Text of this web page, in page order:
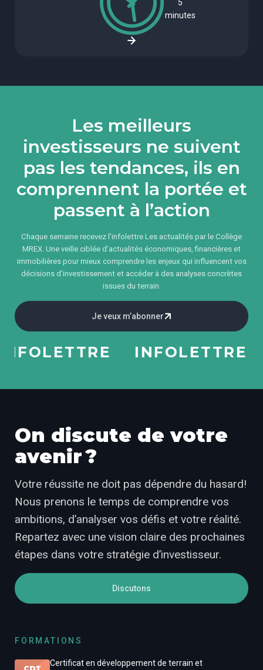
5
minutes
Les meilleurs
investisseurs ne suivent
pas les tendances, ils en
comprennent la portée et
passent à l’action
Chaque semaine recevez l'infolettre Les actualités par le Collège
MREX. Une veille ciblée d’actualités économiques, financières et
immobilières pour mieux comprendre les enjeux qui influencent vos
décisions d’investissement et accéder à des analyses concrètes
issues du terrain.
Je veux m’abonner
INFOLETTRE
On discute de votre
avenir ?
Votre réussite ne doit pas dépendre du hasard!
Nous prenons le temps de comprendre vos
ambitions, d’analyser vos défis et votre réalité.
Repartez avec une vision claire des prochaines
étapes dans votre stratégie d’investisseur.
Discutons
FORMATIONS
Certificat en développement de terrain et